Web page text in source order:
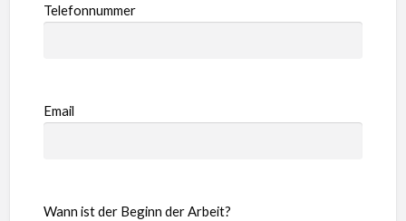
Telefonnummer
Email
Wann ist der Beginn der Arbeit?